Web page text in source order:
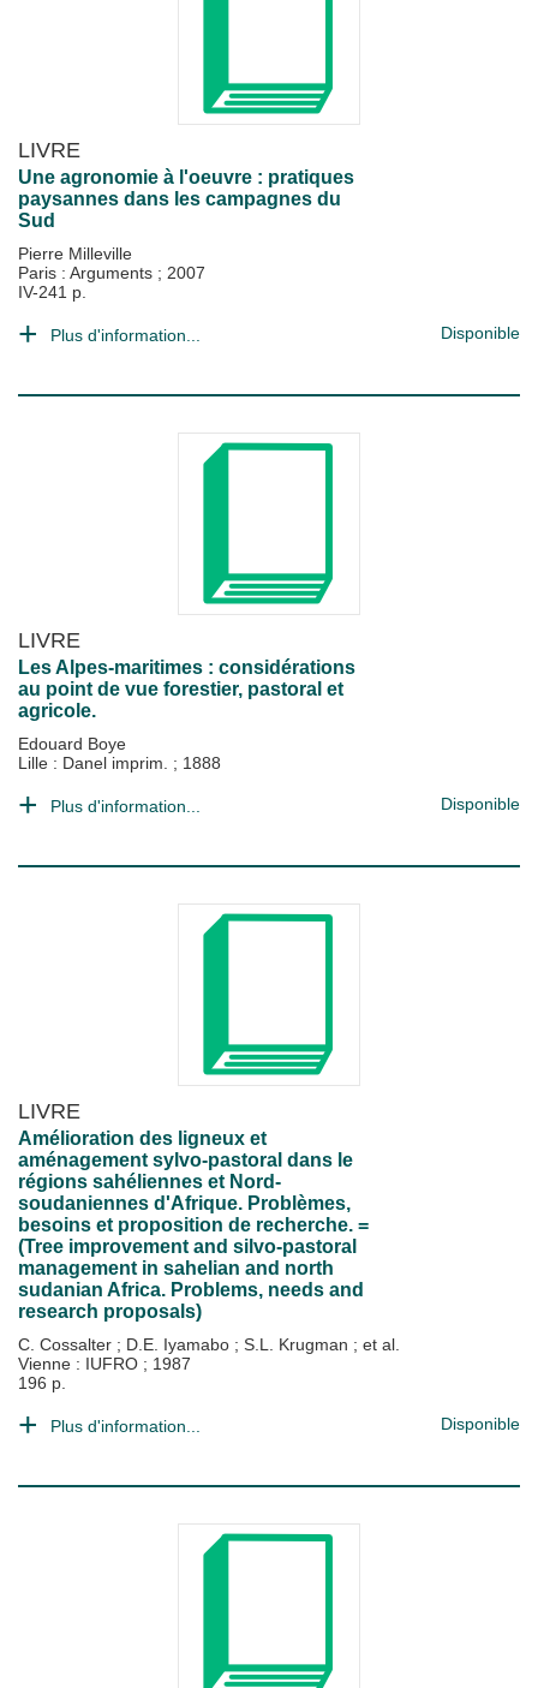
LIVRE
Une agronomie à l'oeuvre : pratiques
paysannes dans les campagnes du
Sud
Pierre Milleville
Paris : Arguments ; 2007
IV-241 p.
Plus d'information... Disponible
LIVRE
Les Alpes-maritimes : considérations
au point de vue forestier, pastoral et
agricole.
Edouard Boye
Lille : Danel imprim. ; 1888
Plus d'information... Disponible
LIVRE
Amélioration des ligneux et
aménagement sylvo-pastoral dans le
régions sahéliennes et Nord-
soudaniennes d'Afrique. Problèmes,
besoins et proposition de recherche. =
(Tree improvement and silvo-pastoral
management in sahelian and north
sudanian Africa. Problems, needs and
research proposals)
C. Cossalter ; D.E. Iyamabo ; S.L. Krugman ; et al.
Vienne : IUFRO ; 1987
196 p.
Plus d'information... Disponible